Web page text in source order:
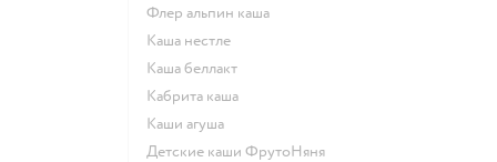
флер альпин каша
каша нестле
каша беллакт
кабрита каша
каши агуша
Детские каши ФрутоНяня